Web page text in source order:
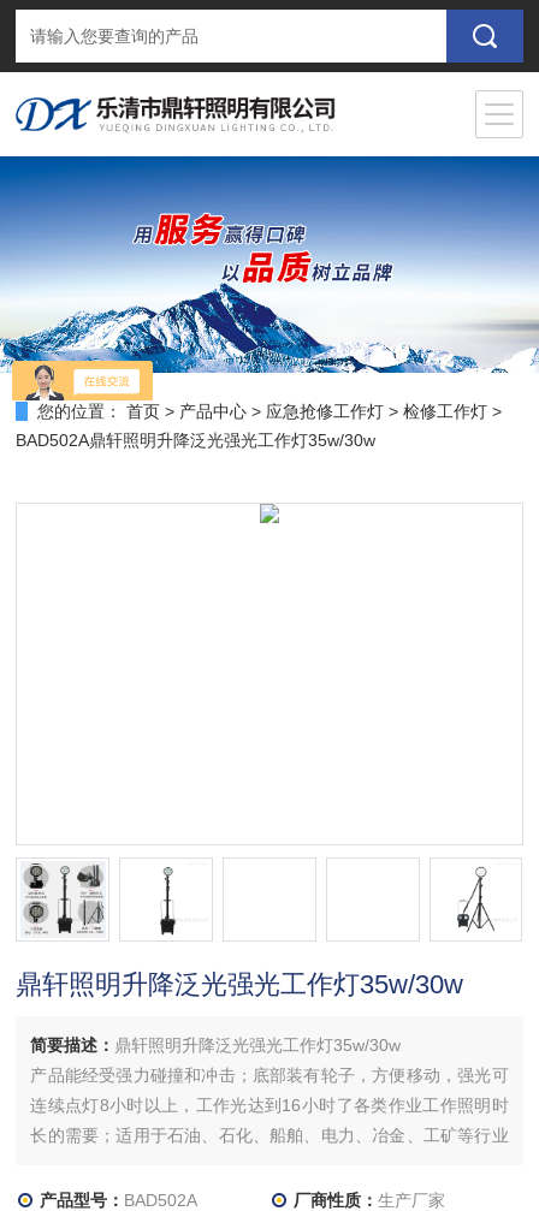
您的位置： 首页 > 产品中心 > 应急抢修工作灯 >检修工作灯 >
BAD502A鼎轩照明升降泛光强光工作灯35w/30w
鼎轩照明升降泛光强光工作灯35w/30w
简要描述： 鼎轩照明升降泛光强光工作灯35w/30w
产品能经受强力碰撞和冲击；底部装有轮子，方便移动，强光可
连续点灯8小时以上，工作光达到16小时了各类作业工作照明时
长的需要；适用于石油、石化、船舶、电力、冶金、工矿等行业
产品型号： BAD502A 厂商性质： 生产厂家